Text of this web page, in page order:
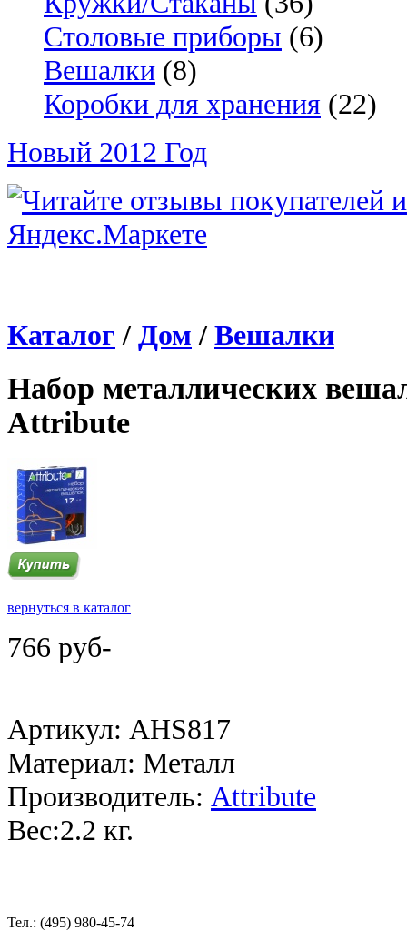
Столовые приборы (6)
Вешалки (8)
Коробки для хранения (22)
Новый 2012 Год
Каталог / Дом / Вешалки
Набор металлических
Attribute
вернуться в каталог
766 руб-
Артикул: AHS817
Материал: Металл
Производитель: Attribute
Веc:2.2 кг.
Тел.: (495) 980-45-74